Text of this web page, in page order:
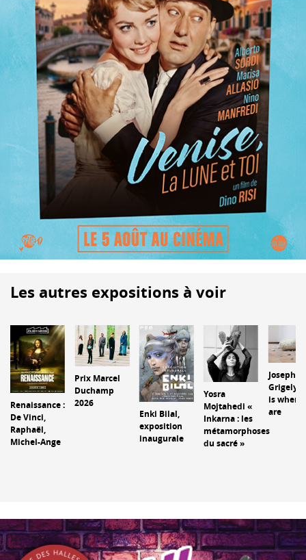
Les autres expositions à voir
Renaissance :
De Vinci,
Raphaël,
Michel-Ange
Prix Marcel
Duchamp
2026
Enki Bilal,
exposition
inaugurale
Yosra
Mojtahedi «
Inkarna : les
métamorphoses
du sacré »
Joseph
Grigely,
is where
are